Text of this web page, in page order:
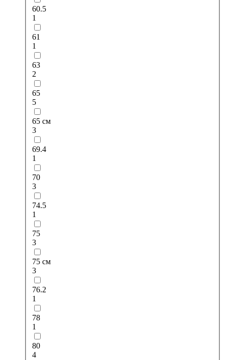
60.5
1
61
1
63
2
65
5
65 см
3
69.4
1
70
3
74.5
1
75
3
75 см
3
76.2
1
78
1
80
4